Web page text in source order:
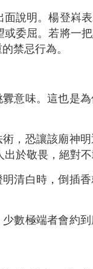
說明。楊登嵙
委屈。若將一
禁忌行為。
意味。這也是
，恐讓該廟神明
於敬畏，絕對不
清白時，倒插
數極端者會約到